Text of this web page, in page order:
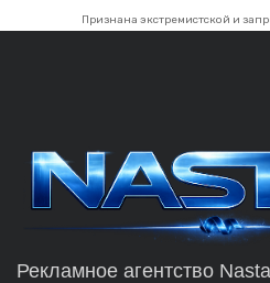
Признана экстремистской и
Рекламное агентство